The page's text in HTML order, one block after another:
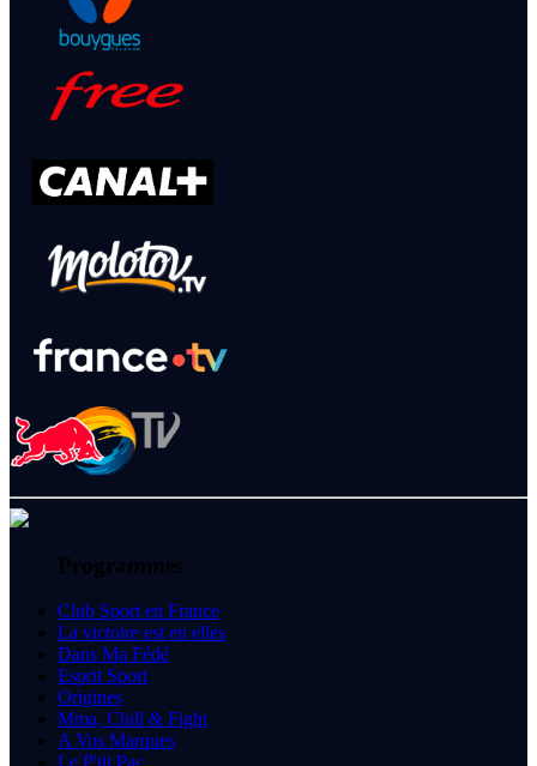
Programmes
Club Sport en France
La victoire est en elles
Dans Ma Fédé
Esprit Sport
Origines
Mma, Chill & Fight
A Vos Marques